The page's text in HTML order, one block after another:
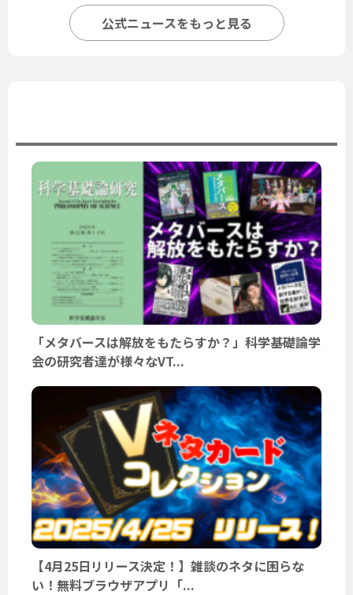
公式ニュースをもっと見る
「メタバースは解放をもたらすか？」科学基礎論学
会の研究者達が様々なVT...
【4月25日リリース決定！】雑談のネタに困らな
い！無料ブラウザアプリ「...